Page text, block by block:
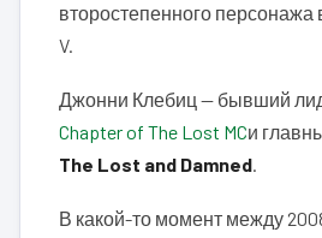
второстепенного персонажа
V.
Джонни Клебиц — бывший
Chapter of The Lost MCи
The Lost and Damned.
В какой-то момент между